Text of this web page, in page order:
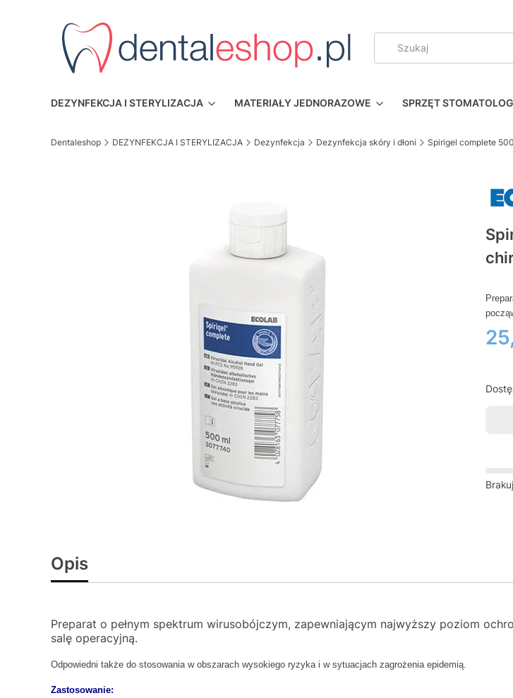
DEZYNFEKCJA I STERYLIZACJA MATERIAŁY JEDNORAZOWE SPRZĘT
Dentaleshop DEZYNFEKCJA I STERYLIZACJA Dezynfekcja Dezynfekcja skóry i dłoni Spirigel complete
Opis
Preparat o pełnym spektrum wirusobójczym, zapewniającym najwyższy poziom
salę operacyjną.
Odpowiedni także do stosowania w obszarach wysokiego ryzyka i w sytuacjach zagrożenia epidemią.
Zastosowanie: